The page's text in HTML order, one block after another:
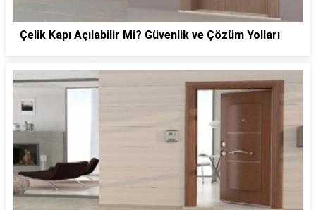
Çelik Kapı Açılabilir Mi? Güvenlik ve Çözüm Yolları